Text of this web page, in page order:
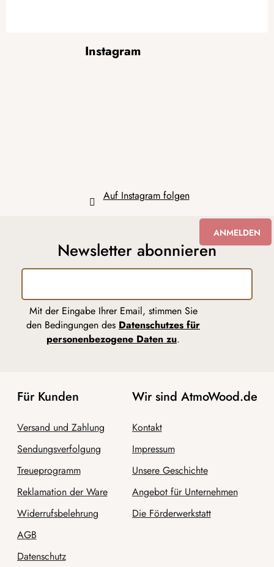
Instagram
Auf Instagram folgen
Newsletter abonnieren
Mit der Eingabe Ihrer Email, stimmen Sie
den Bedingungen des Datenschutzes für
personenbezogene Daten zu.
ANMELDEN
Für Kunden
Versand und Zahlung
Sendungsverfolgung
Treueprogramm
Reklamation der Ware
Widerrufsbelehrung
AGB
Datenschutz
Wir sind AtmoWood.de
Kontakt
Impressum
Unsere Geschichte
Angebot für Unternehmen
Die Förderwerkstatt